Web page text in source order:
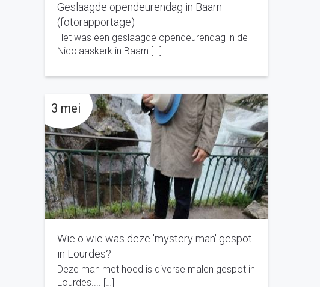
Geslaagde opendeurendag in Baarn
(fotorapportage)
Het was een geslaagde opendeurendag in de
Nicolaaskerk in Baarn […]
Wie o wie was deze 'mystery man' gespot
in Lourdes?
Deze man met hoed is diverse malen gespot in
Lourdes.... […]
3 mei